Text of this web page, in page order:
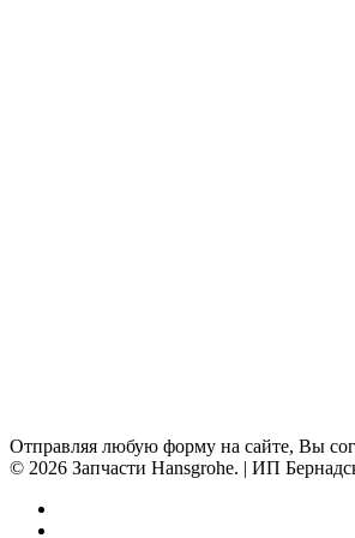
Отправляя любую форму на сайте, Вы
© 2026 Запчасти Hansgrohe. | ИП